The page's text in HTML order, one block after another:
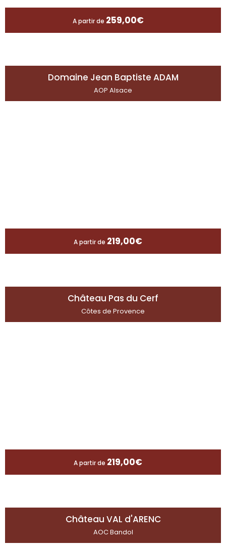
A partir de 259,00€
Domaine Jean Baptiste ADAM
AOP Alsace
A partir de 219,00€
Château Pas du Cerf
Côtes de Provence
A partir de 219,00€
Château VAL d'ARENC
AOC Bandol